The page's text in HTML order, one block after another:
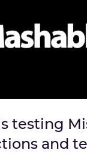
testing
and